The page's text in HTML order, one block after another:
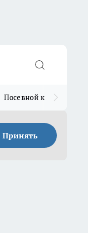
Посевной календарь
Принять